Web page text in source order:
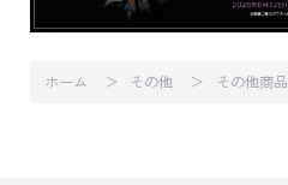
ホーム その他 その他商品